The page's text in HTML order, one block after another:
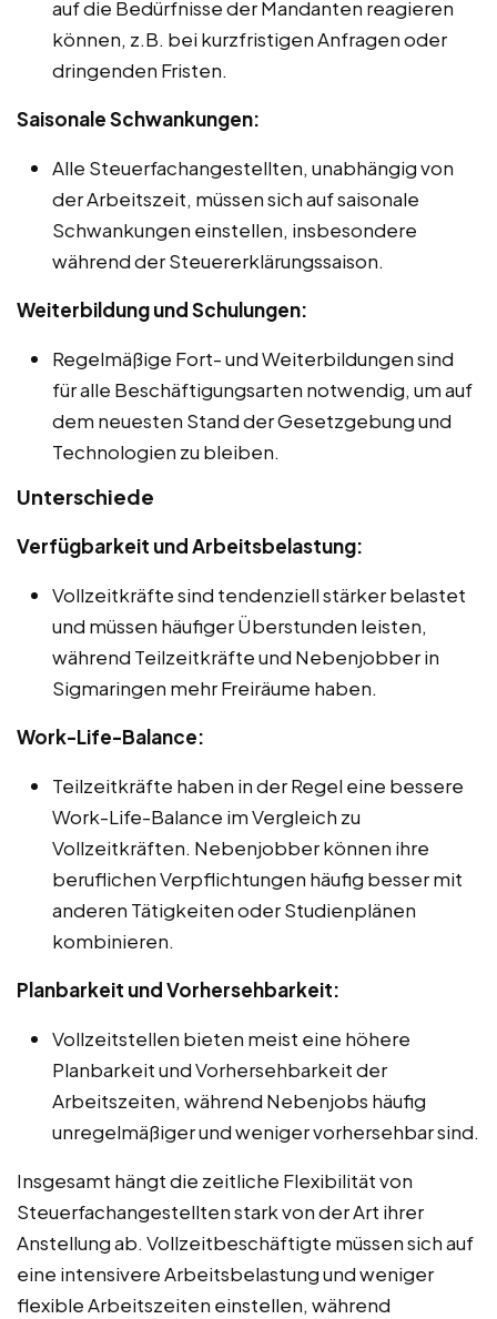
auf die Bedürfnisse der Mandanten reagieren
können, z.B. bei kurzfristigen Anfragen oder
dringenden Fristen.
Saisonale Schwankungen:
Alle Steuerfachangestellten, unabhängig von
der Arbeitszeit, müssen sich auf saisonale
Schwankungen einstellen, insbesondere
während der Steuererklärungssaison.
Weiterbildung und Schulungen:
Regelmäßige Fort- und Weiterbildungen sind
für alle Beschäftigungsarten notwendig, um auf
dem neuesten Stand der Gesetzgebung und
Technologien zu bleiben.
Unterschiede
Verfügbarkeit und Arbeitsbelastung:
Vollzeitkräfte sind tendenziell stärker belastet
und müssen häufiger Überstunden leisten,
während Teilzeitkräfte und Nebenjobber in
Sigmaringen mehr Freiräume haben.
Work-Life-Balance:
Teilzeitkräfte haben in der Regel eine bessere
Work-Life-Balance im Vergleich zu
Vollzeitkräften. Nebenjobber können ihre
beruflichen Verpflichtungen häufig besser mit
anderen Tätigkeiten oder Studienplänen
kombinieren.
Planbarkeit und Vorhersehbarkeit:
Vollzeitstellen bieten meist eine höhere
Planbarkeit und Vorhersehbarkeit der
Arbeitszeiten, während Nebenjobs häufig
unregelmäßiger und weniger vorhersehbar sind.
Insgesamt hängt die zeitliche Flexibilität von
Steuerfachangestellten stark von der Art ihrer
Anstellung ab. Vollzeitbeschäftigte müssen sich auf
eine intensivere Arbeitsbelastung und weniger
flexible Arbeitszeiten einstellen, während